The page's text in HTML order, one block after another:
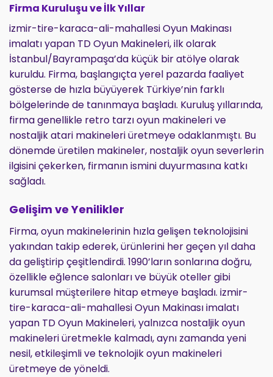
Firma Kuruluşu ve İlk Yıllar
izmir-tire-karaca-ali-mahallesi Oyun Makinası
imalatı yapan TD Oyun Makineleri, ilk olarak
İstanbul/Bayrampaşa’da küçük bir atölye olarak
kuruldu. Firma, başlangıçta yerel pazarda faaliyet
gösterse de hızla büyüyerek Türkiye’nin farklı
bölgelerinde de tanınmaya başladı. Kuruluş yıllarında,
firma genellikle retro tarzı oyun makineleri ve
nostaljik atari makineleri üretmeye odaklanmıştı. Bu
dönemde üretilen makineler, nostaljik oyun severlerin
ilgisini çekerken, firmanın ismini duyurmasına katkı
sağladı.
Gelişim ve Yenilikler
Firma, oyun makinelerinin hızla gelişen teknolojisini
yakından takip ederek, ürünlerini her geçen yıl daha
da geliştirip çeşitlendirdi. 1990’ların sonlarına doğru,
özellikle eğlence salonları ve büyük oteller gibi
kurumsal müşterilere hitap etmeye başladı. izmir-
tire-karaca-ali-mahallesi Oyun Makinası imalatı
yapan TD Oyun Makineleri, yalnızca nostaljik oyun
makineleri üretmekle kalmadı, aynı zamanda yeni
nesil, etkileşimli ve teknolojik oyun makineleri
üretmeye de yöneldi.